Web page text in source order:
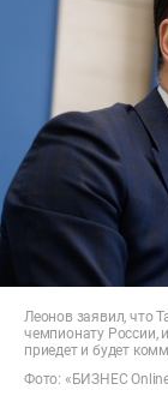
Леонов заявил, что
чемпионату России,
приедет и будет
Фото: «БИЗНЕС